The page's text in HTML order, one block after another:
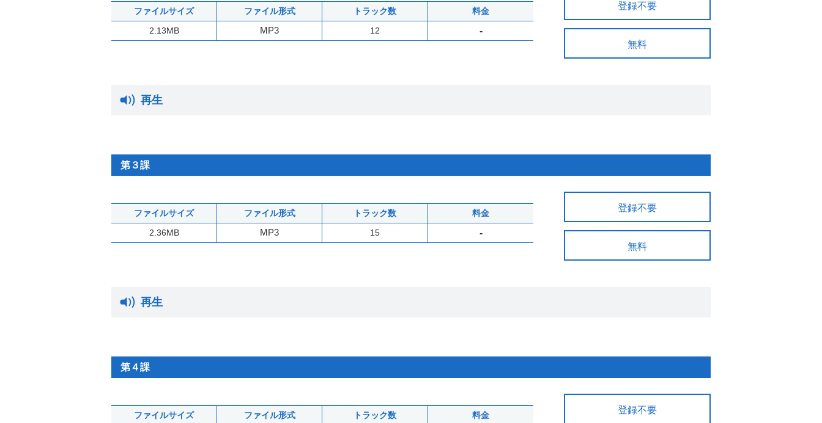
ファイルサイズ ファイル形式 トラック数
料金
2.13MB
MP3 12 -
登録不要
無料
再生
第３課
ファイルサイズ ファイル形式 トラック数
料金
2.36MB
MP3 15 -
登録不要
無料
再生
第４課
ファイルサイズ ファイル形式 トラック数
料金
登録不要